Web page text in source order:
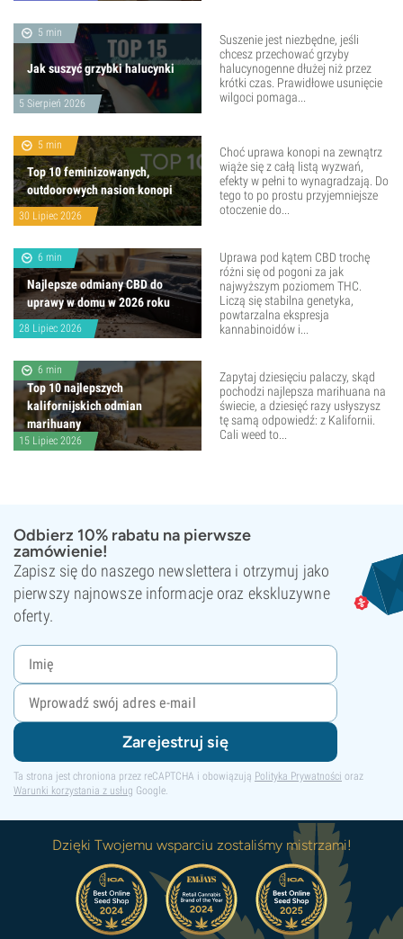
5 min
Jak suszyć grzybki halucynki
5 Sierpień 2026
Suszenie jest niezbędne, jeśli
chcesz przechować grzyby
halucynogenne dłużej niż przez
krótki czas. Prawidłowe usunięcie
wilgoci pomaga...
5 min
Top 10 feminizowanych,
outdoorowych nasion konopi
30 Lipiec 2026
Choć uprawa konopi na zewnątrz
wiąże się z całą listą wyzwań,
efekty w pełni to wynagradzają. Do
tego to po prostu przyjemniejsze
otoczenie do...
6 min
Najlepsze odmiany CBD do
uprawy w domu w 2026 roku
28 Lipiec 2026
Uprawa pod kątem CBD trochę
różni się od pogoni za jak
najwyższym poziomem THC.
Liczą się stabilna genetyka,
powtarzalna ekspresja
kannabinoidów i...
6 min
Top 10 najlepszych
kalifornijskich odmian
marihuany
15 Lipiec 2026
Zapytaj dziesięciu palaczy, skąd
pochodzi najlepsza marihuana na
świecie, a dziesięć razy usłyszysz
tę samą odpowiedź: z Kalifornii.
Cali weed to...
Odbierz 10% rabatu na pierwsze
zamówienie!
Zapisz się do naszego newslettera i otrzymuj jako
pierwszy najnowsze informacje oraz ekskluzywne
oferty.
Zarejestruj się
Ta strona jest chroniona przez reCAPTCHA i obowiązują Polityka Prywatności oraz
Warunki korzystania z usług Google.
Dzięki Twojemu wsparciu zostaliśmy mistrzami!